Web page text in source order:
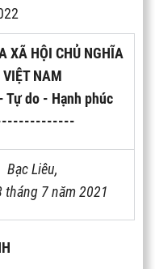
XÃ HỘI CHỦ NGHĨA
VIỆT NAM
Tự do - Hạnh phúc
Bạc Liêu,
tháng 7năm2021